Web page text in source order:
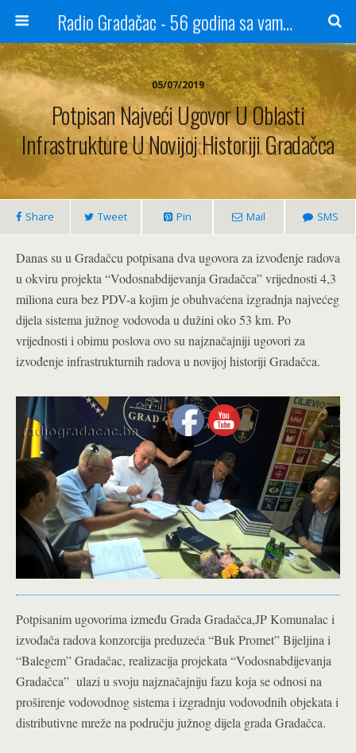
Radio Gradačac - 56 godina sa vama...
05/07/2019
Potpisan Najveći Ugovor U Oblasti
Infrastrukture U Novijoj Historiji Gradačca
Share Tweet Pin Mail SMS
Danas su u Gradačcu potpisana dva ugovora za izvođenje radova
u okviru projekta “Vodosnabdijevanja Gradačca” vrijednosti 4,3
miliona eura bez PDV-a kojim je obuhvaćena izgradnja najvećeg
dijela sistema južnog vodovoda u dužini oko 53 km. Po
vrijednosti i obimu poslova ovo su najznačajniji ugovori za
izvođenje infrastrukturnih radova u novijoj historiji Gradačca.
Potpisanim ugovorima između Grada Gradačca,JP Komunalac i
izvođača radova konzorcija preduzeća “Buk Promet” Bijeljina i
“Balegem” Gradačac, realizacija projekata “Vodosnabdijevanja
Gradačca” ulazi u svoju najznačajniju fazu koja se odnosi na
proširenje vodovodnog sistema i izgradnju vodovodnih objekata i
distributivne mreže na području južnog dijela grada Gradačca.